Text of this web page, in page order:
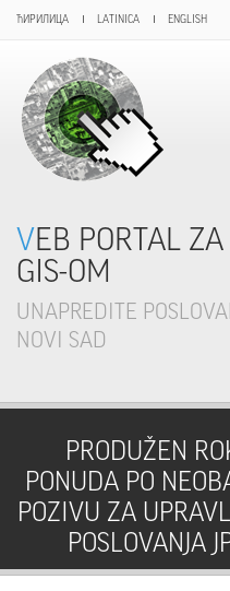
ЋИРИЛИЦА LATINICA ENGLISH
VEB PORTAL ZA INVESTITORE SA
GIS-OM
UNAPREDITE
NOVI SAD
PRODUŽEN
PONUDA PO
POZIVU ZA
POSLOVANJA